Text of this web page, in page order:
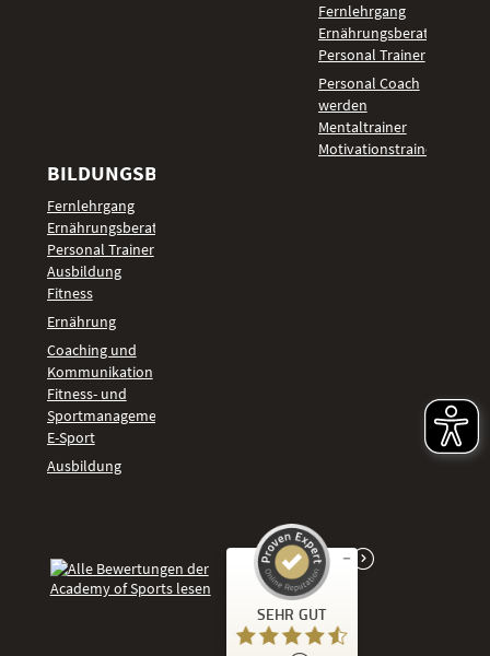
Fernlehrgang
Ernährungsberater
Personal Trainer
Personal Coach
werden
Mentaltrainer
Motivationstrainer
BILDUNGSBEREICHE
Fernlehrgang
Ernährungsberater
Personal Trainer
Ausbildung
Fitness
Ernährung
Coaching und
Kommunikation
Fitness- und
Sportmanagement
E-Sport
Ausbildung
SEHR GUT
Kundenbewertungen und Erfahrungen zu
Academy of Sports